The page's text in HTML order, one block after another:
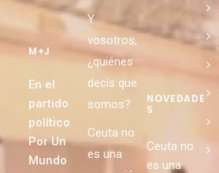
M+J
En el
partido
político
Por Un
Mundo
Y
vosotros,
¿quiénes
decís que
somos?
Ceuta no
es una
NOVEDADE
S
Ceuta no
es una